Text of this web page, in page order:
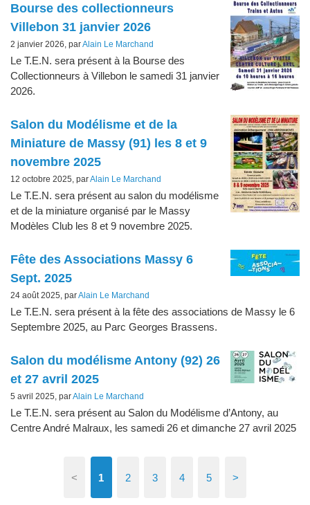
Bourse des collectionneurs
Villebon 31 janvier 2026
2 janvier 2026, parAlain Le Marchand
Le T.E.N. sera présent à la Bourse des
Collectionneurs à Villebon le samedi 31 janvier
2026.
Salon du Modélisme et de la
Miniature de Massy (91) les 8 et 9
novembre 2025
12 octobre 2025, parAlain Le Marchand
Le T.E.N. sera présent au salon du modélisme
et de la miniature organisé par le Massy
Modèles Club les 8 et 9 novembre 2025.
Fête des Associations Massy 6
Sept. 2025
24 août 2025, parAlain Le Marchand
Le T.E.N. sera présent à la fête des associations de Massy le 6
Septembre 2025, au Parc Georges Brassens.
Salon du modélisme Antony (92) 26
et 27 avril 2025
5 avril 2025, parAlain Le Marchand
Le T.E.N. sera présent au Salon du Modélisme d’Antony, au
Centre André Malraux, les samedi 26 et dimanche 27 avril 2025
< 1 2 3 4 5 >